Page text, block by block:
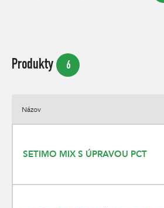
Produkty 6
Názov
SETIMO MIX S ÚPRAVOU PCT